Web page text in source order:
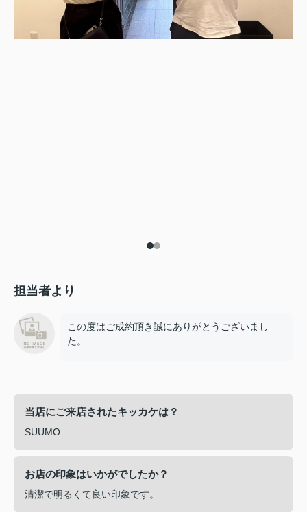
担当者より
この度はご成約頂き誠にありがとうございまし
た。
当店にご来店されたキッカケは？
SUUMO
お店の印象はいかがでしたか？
清潔で明るくて良い印象です。